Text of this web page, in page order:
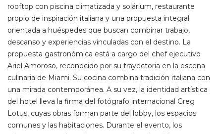
rooftop con piscina climatizada y solárium, restaurante
propio de inspiración italiana y una propuesta integral
orientada a huéspedes que buscan combinar trabajo,
descanso y experiencias vinculadas con el destino. La
propuesta gastronómica está a cargo del chef ejecutivo
Ariel Amoroso, reconocido por su trayectoria en la escena
culinaria de Miami. Su cocina combina tradición italiana con
una mirada contemporánea. A su vez, la identidad artística
del hotel lleva la firma del fotógrafo internacional Greg
Lotus, cuyas obras forman parte del lobby, los espacios
comunes y las habitaciones. Durante el evento, los